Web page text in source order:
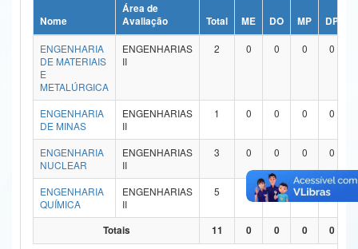
Ministério da Ciência, Tecnologia, Inovações e Comunicações
Ministério do Meio Ambiente
Ministério do Turismo
Ministério do Desenvolvimento Regional
Controladoria-Geral da União
Ministério da Mulher, da Família e dos Direitos Humanos
Secretaria-Geral
Secretaria de Governo
Nome
Área de
Avaliação
Total ME DO MP DP
ENGENHARIA
DE MATERIAIS
E
METALÚRGICA
ENGENHARIAS
II
2 0 0 0 0
ENGENHARIA
DE MINAS
ENGENHARIAS
II
1 0 0 0 0
ENGENHARIA
NUCLEAR
ENGENHARIAS
II
3 0 0 0 0
ENGENHARIA
QUÍMICA
ENGENHARIAS
II
5 0 0 0
Totais 11 0 0 0 0